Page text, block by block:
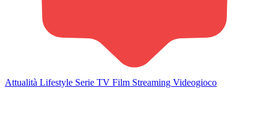
Attualità Lifestyle Serie TV Film Streaming Videogioco